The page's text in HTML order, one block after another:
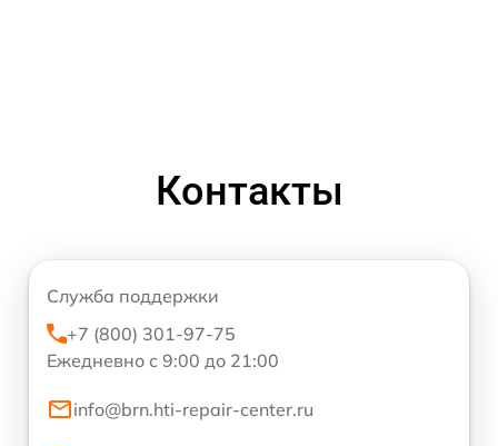
Контакты
Служба поддержки
+7 (800) 301-97-75
Ежедневно с 9:00 до 21:00
info@brn.hti-repair-center.ru